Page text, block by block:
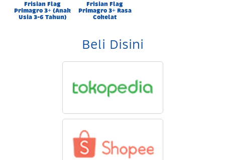
Frisian Flag
Primagro 3+ (Anak
Usia 3-6 Tahun)
Frisian Flag
Primagro 3+ Rasa
Cokelat
Beli Disini